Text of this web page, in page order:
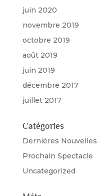
juin 2020
novembre 2019
octobre 2019
août 2019
juin 2019
décembre 2017
juillet 2017
Catégories
Dernières Nouvelles
Prochain Spectacle
Uncategorized